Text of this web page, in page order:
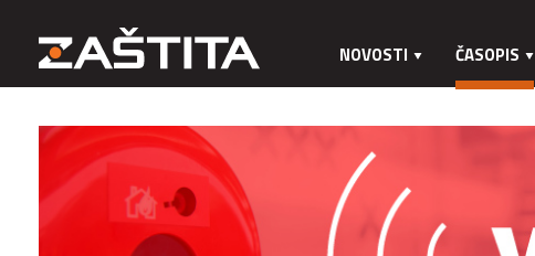
NOVOSTI ČASOPIS